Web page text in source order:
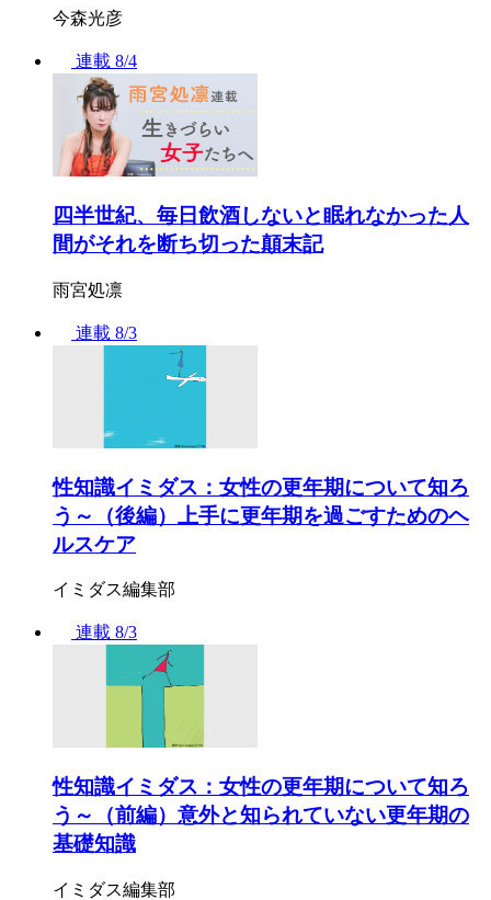
今森光彦
連載 8/4
四半世紀、毎日飲酒しないと眠れなかった人
間がそれを断ち切った顛末記
雨宮処凛
連載 8/3
性知識イミダス：女性の更年期について知ろ
う～（後編）上手に更年期を過ごすためのヘ
ルスケア
イミダス編集部
連載 8/3
性知識イミダス：女性の更年期について知ろ
う～（前編）意外と知られていない更年期の
基礎知識
イミダス編集部